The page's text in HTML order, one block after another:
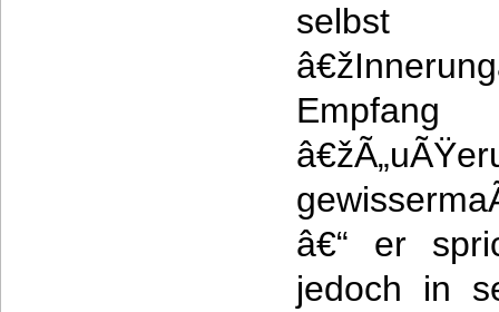
â€“ er
jedoch in